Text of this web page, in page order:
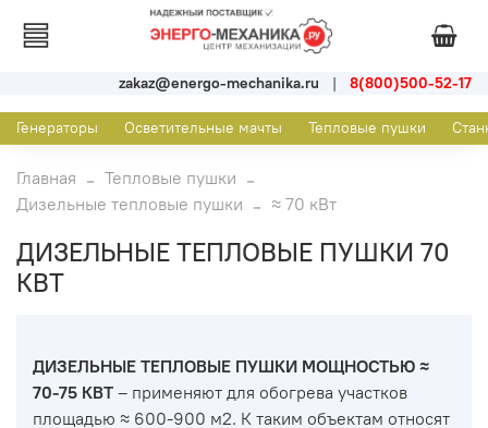
zakaz@energo-mechanika.ru | 8(800)500-52-17
Генераторы Осветительные мачты Тепловые пушки
Главная
Тепловые пушки
Дизельные тепловые пушки
≈ 70 кВт
ДИЗЕЛЬНЫЕ ТЕПЛОВЫЕ ПУШКИ 70
КВТ
ДИЗЕЛЬНЫЕ ТЕПЛОВЫЕ ПУШКИ МОЩНОСТЬЮ ≈
70-75 КВТ – применяют для обогрева участков
площадью ≈ 600-900 м2. К таким объектам относят